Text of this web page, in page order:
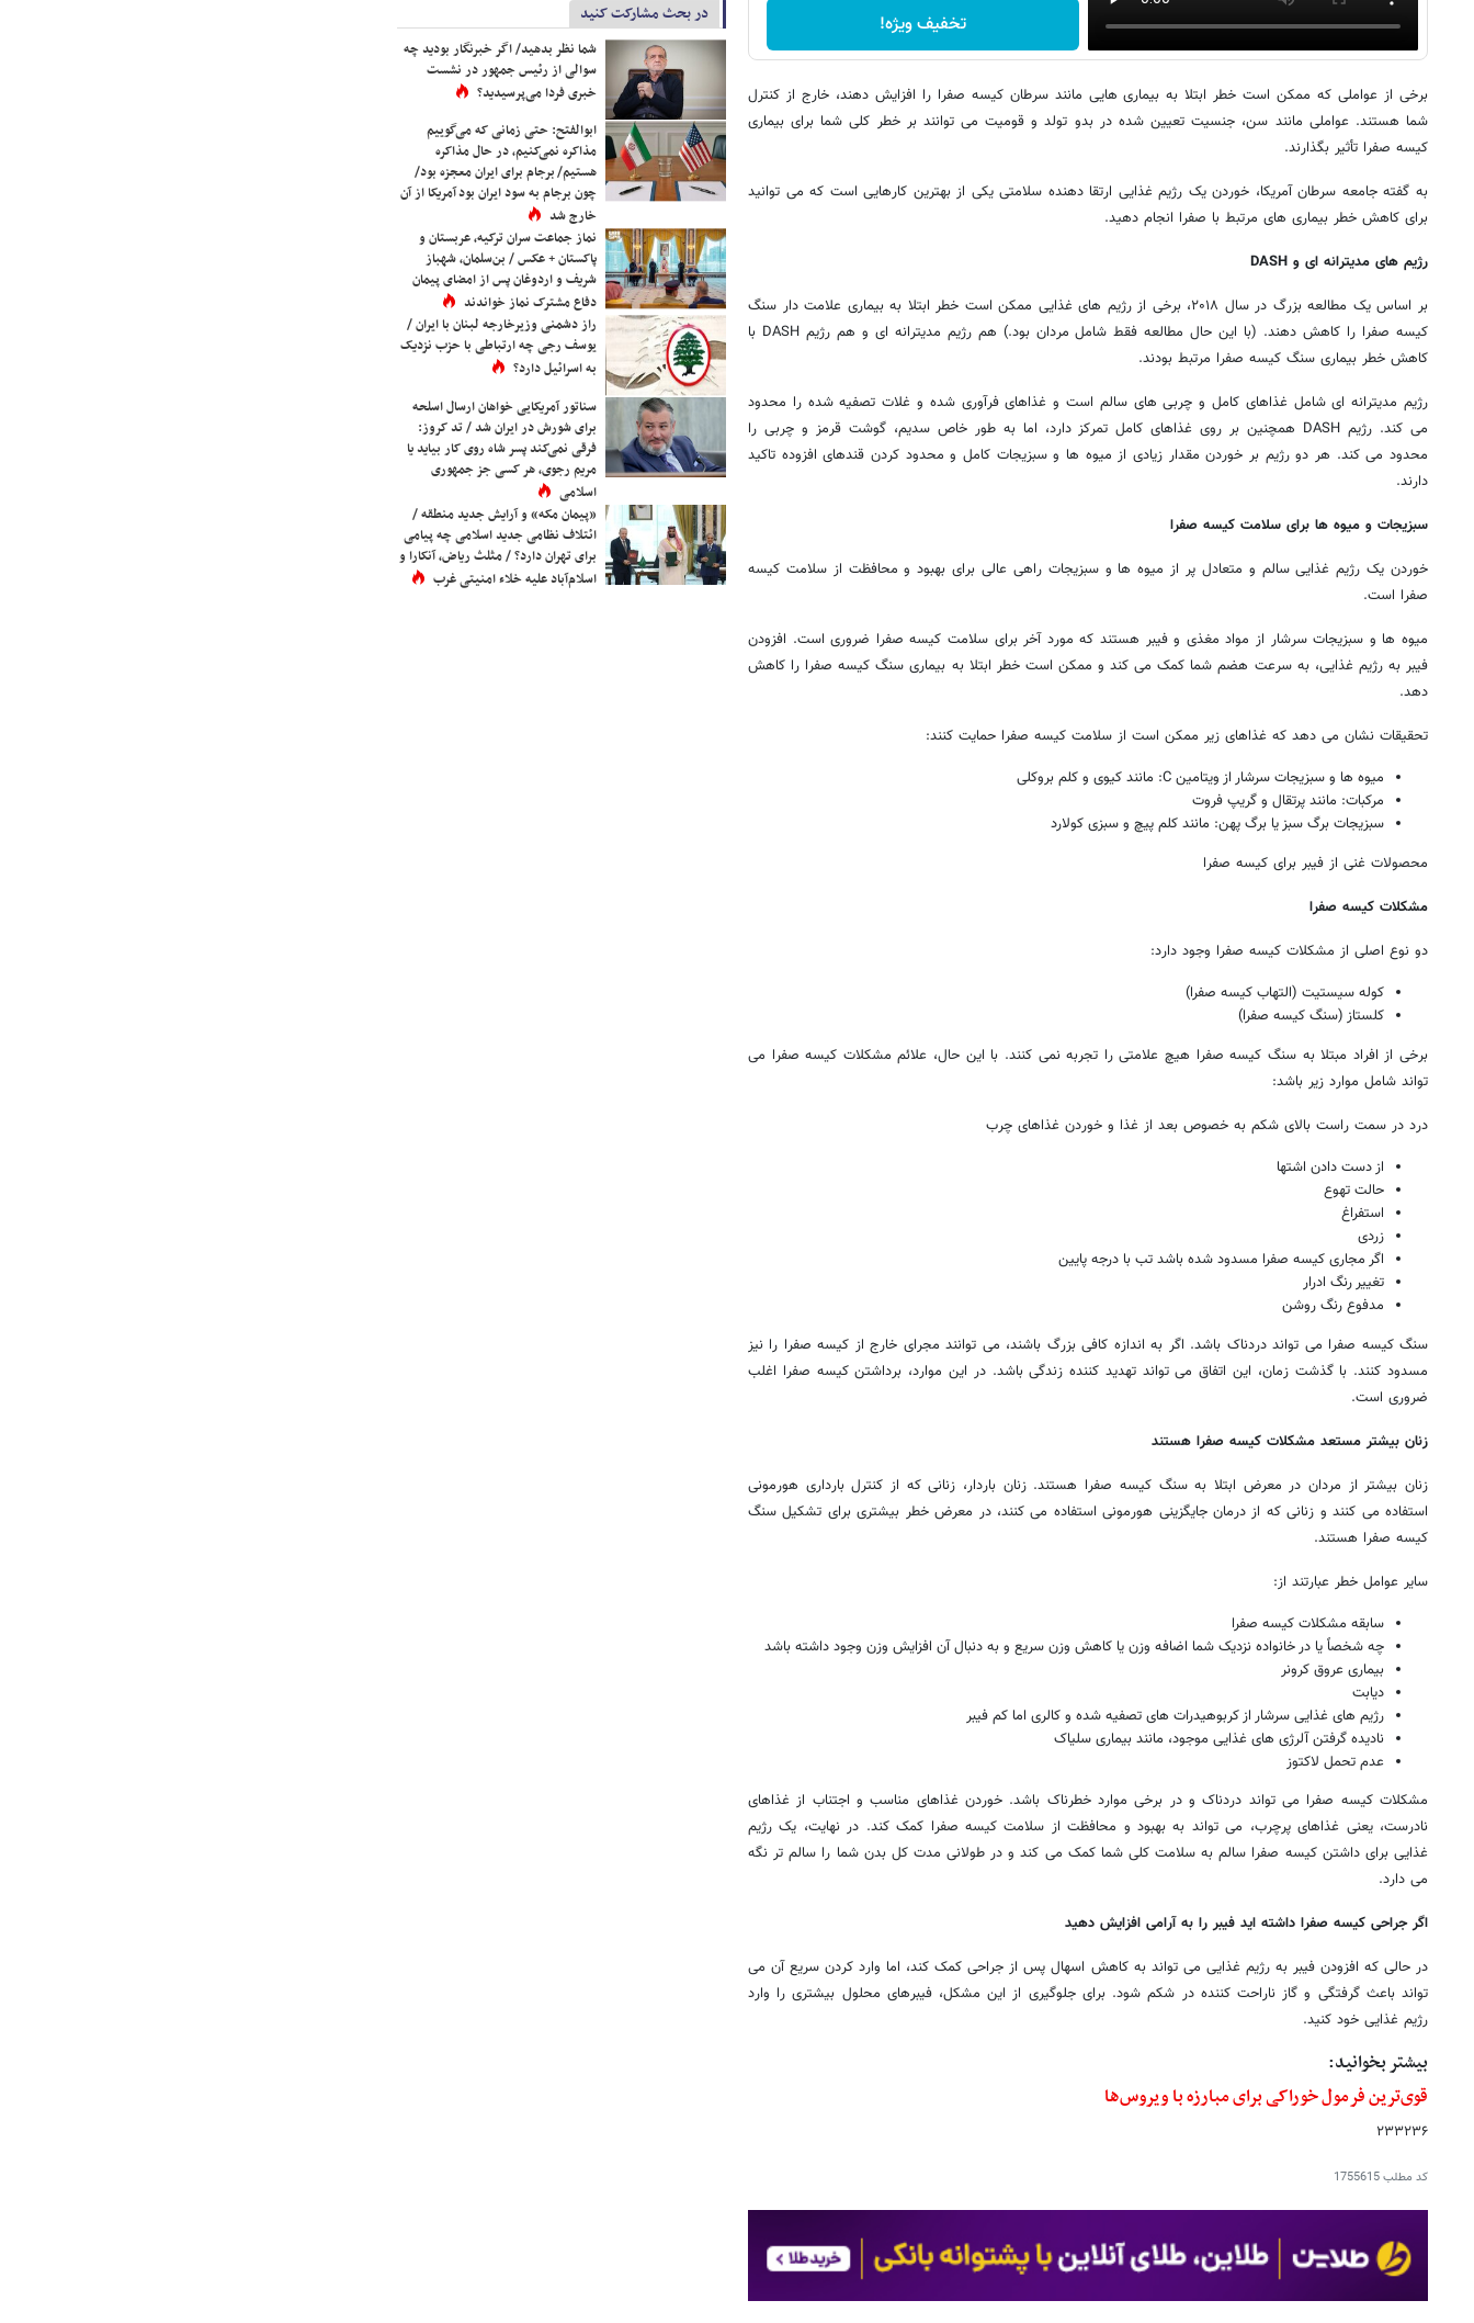
تخفیف ویژه!
برخی از عواملی که ممکن است خطر ابتلا به بیماری هایی مانند سرطان کیسه صفرا را افزایش دهند، خارج از کنترل
شما هستند. عواملی مانند سن، جنسیت تعیین شده در بدو تولد و قومیت می توانند بر خطر کلی شما برای بیماری
کیسه صفرا تأثیر بگذارند.
به گفته جامعه سرطان آمریکا، خوردن یک رژیم غذایی ارتقا دهنده سلامتی یکی از بهترین کارهایی است که می توانید
برای کاهش خطر بیماری های مرتبط با صفرا انجام دهید.
رژیم های مدیترانه ای و DASH
بر اساس یک مطالعه بزرگ در سال ۲۰۱۸، برخی از رژیم های غذایی ممکن است خطر ابتلا به بیماری علامت دار سنگ
کیسه صفرا را کاهش دهند. (با این حال مطالعه فقط شامل مردان بود.) هم رژیم مدیترانه ای و هم رژیم DASH با
کاهش خطر بیماری سنگ کیسه صفرا مرتبط بودند.
رژیم مدیترانه ای شامل غذاهای کامل و چربی های سالم است و غذاهای فرآوری شده و غلات تصفیه شده را محدود
می کند. رژیم DASH همچنین بر روی غذاهای کامل تمرکز دارد، اما به طور خاص سدیم، گوشت قرمز و چربی را
محدود می کند. هر دو رژیم بر خوردن مقدار زیادی از میوه ها و سبزیجات کامل و محدود کردن قندهای افزوده تاکید
دارند.
سبزیجات و میوه ها برای سلامت کیسه صفرا
خوردن یک رژیم غذایی سالم و متعادل پر از میوه ها و سبزیجات راهی عالی برای بهبود و محافظت از سلامت کیسه
صفرا است.
میوه ها و سبزیجات سرشار از مواد مغذی و فیبر هستند که مورد آخر برای سلامت کیسه صفرا ضروری است. افزودن
فیبر به رژیم غذایی، به سرعت هضم شما کمک می کند و ممکن است خطر ابتلا به بیماری سنگ کیسه صفرا را کاهش
دهد.
تحقیقات نشان می دهد که غذاهای زیر ممکن است از سلامت کیسه صفرا حمایت کنند:
میوه ها و سبزیجات سرشار از ویتامین C: مانند کیوی و کلم بروکلی
مرکبات: مانند پرتقال و گریپ فروت
سبزیجات برگ سبز یا برگ پهن: مانند کلم پیچ و سبزی کولارد
محصولات غنی از فیبر برای کیسه صفرا
مشکلات کیسه صفرا
دو نوع اصلی از مشکلات کیسه صفرا وجود دارد:
کوله سیستیت (التهاب کیسه صفرا)
کلستاز (سنگ کیسه صفرا)
برخی از افراد مبتلا به سنگ کیسه صفرا هیچ علامتی را تجربه نمی کنند. با این حال، علائم مشکلات کیسه صفرا می
تواند شامل موارد زیر باشد:
درد در سمت راست بالای شکم به خصوص بعد از غذا و خوردن غذاهای چرب
از دست دادن اشتها
حالت تهوع
استفراغ
زردی
اگر مجاری کیسه صفرا مسدود شده باشد تب با درجه پایین
تغییر رنگ ادرار
مدفوع رنگ روشن
سنگ کیسه صفرا می تواند دردناک باشد. اگر به اندازه کافی بزرگ باشند، می توانند مجرای خارج از کیسه صفرا را نیز
مسدود کنند. با گذشت زمان، این اتفاق می تواند تهدید کننده زندگی باشد. در این موارد، برداشتن کیسه صفرا اغلب
ضروری است.
زنان بیشتر مستعد مشکلات کیسه صفرا هستند
زنان بیشتر از مردان در معرض ابتلا به سنگ کیسه صفرا هستند. زنان باردار، زنانی که از کنترل بارداری هورمونی
استفاده می کنند و زنانی که از درمان جایگزینی هورمونی استفاده می کنند، در معرض خطر بیشتری برای تشکیل سنگ
کیسه صفرا هستند.
سایر عوامل خطر عبارتند از:
سابقه مشکلات کیسه صفرا
چه شخصاً یا در خانواده نزدیک شما اضافه وزن یا کاهش وزن سریع و به دنبال آن افزایش وزن وجود داشته باشد
بیماری عروق کرونر
دیابت
رژیم های غذایی سرشار از کربوهیدرات های تصفیه شده و کالری اما کم فیبر
نادیده گرفتن آلرژی های غذایی موجود، مانند بیماری سلیاک
عدم تحمل لاکتوز
مشکلات کیسه صفرا می تواند دردناک و در برخی موارد خطرناک باشد. خوردن غذاهای مناسب و اجتناب از غذاهای
نادرست، یعنی غذاهای پرچرب، می تواند به بهبود و محافظت از سلامت کیسه صفرا کمک کند. در نهایت، یک رژیم
غذایی برای داشتن کیسه صفرا سالم به سلامت کلی شما کمک می کند و در طولانی مدت کل بدن شما را سالم تر نگه
می دارد.
اگر جراحی کیسه صفرا داشته اید فیبر را به آرامی افزایش دهید
در حالی که افزودن فیبر به رژیم غذایی می تواند به کاهش اسهال پس از جراحی کمک کند، اما وارد کردن سریع آن می
تواند باعث گرفتگی و گاز ناراحت کننده در شکم شود. برای جلوگیری از این مشکل، فیبرهای محلول بیشتری را وارد
رژیم غذایی خود کنید.
بیشتر بخوانید:
قوی‌ترین فرمول خوراکی برای مبارزه با ویروس‌ها
۲۳۳۲۳۶
کد مطلب1755615
در بحث مشارکت کنید
شما نظر بدهید/ اگر خبرنگار بودید چه
سوالی از رئیس جمهور در نشست
خبری فردا می‌پرسیدید؟
ابوالفتح: حتی زمانی که می‌گوییم
مذاکره نمی‌کنیم، در حال مذاکره
هستیم/ برجام برای ایران معجزه بود/
چون برجام به سود ایران بود آمریکا از آن
خارج شد
نماز جماعت سران ترکیه، عربستان و
پاکستان + عکس / بن‌سلمان، شهباز
شریف و اردوغان پس از امضای پیمان
دفاع مشترک نماز خواندند
راز دشمنی وزیرخارجه لبنان با ایران /
یوسف رجی چه ارتباطی با حزب نزدیک
به اسرائیل دارد؟
سناتور آمریکایی خواهان ارسال اسلحه
برای شورش در ایران شد / تد کروز:
فرقی نمی‌کند پسر شاه روی کار بیاید یا
مریم رجوی، هر کسی جز جمهوری
اسلامی
«پیمان مکه» و آرایش جدید منطقه /
ائتلاف نظامی جدید اسلامی چه پیامی
برای تهران دارد؟ / مثلث ریاض، آنکارا و
اسلام‌آباد علیه خلاء امنیتی غرب